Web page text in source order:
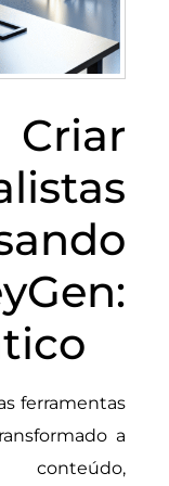
ferramentas
a
conteúdo,